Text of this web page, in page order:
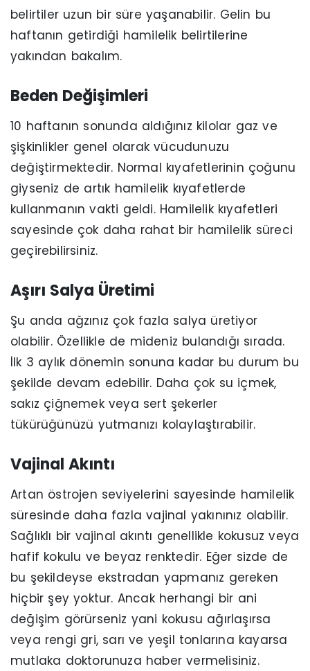
belirtiler uzun bir süre yaşanabilir. Gelin bu
haftanın getirdiği hamilelik belirtilerine
yakından bakalım.
Beden Değişimleri
10 haftanın sonunda aldığınız kilolar gaz ve
şişkinlikler genel olarak vücudunuzu
değiştirmektedir. Normal kıyafetlerinin çoğunu
giyseniz de artık hamilelik kıyafetlerde
kullanmanın vakti geldi. Hamilelik kıyafetleri
sayesinde çok daha rahat bir hamilelik süreci
geçirebilirsiniz.
Aşırı Salya Üretimi
Şu anda ağzınız çok fazla salya üretiyor
olabilir. Özellikle de mideniz bulandığı sırada.
İlk 3 aylık dönemin sonuna kadar bu durum bu
şekilde devam edebilir. Daha çok su içmek,
sakız çiğnemek veya sert şekerler
tükürüğünüzü yutmanızı kolaylaştırabilir.
Vajinal Akıntı
Artan östrojen seviyelerini sayesinde hamilelik
süresinde daha fazla vajinal yakınınız olabilir.
Sağlıklı bir vajinal akıntı genellikle kokusuz veya
hafif kokulu ve beyaz renktedir. Eğer sizde de
bu şekildeyse ekstradan yapmanız gereken
hiçbir şey yoktur. Ancak herhangi bir ani
değişim görürseniz yani kokusu ağırlaşırsa
veya rengi gri, sarı ve yeşil tonlarına kayarsa
mutlaka doktorunuza haber vermelisiniz.